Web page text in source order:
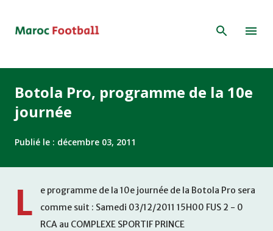
Botola Pro, programme de la 10e
journée
Publié le : décembre 03, 2011
L
e programme de la 10e journée de la Botola Pro sera
comme suit : Samedi 03/12/2011 15H00 FUS 2 - 0
RCA au COMPLEXE SPORTIF PRINCE